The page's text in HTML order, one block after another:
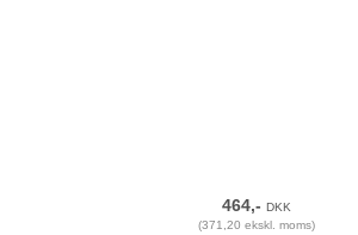
464,-DKK
(371,20 ekskl. moms)